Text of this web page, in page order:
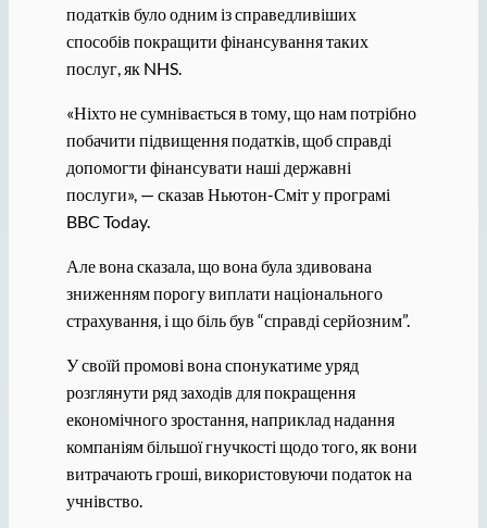
податків було одним із справедливіших
способів покращити фінансування таких
послуг, як NHS.
«Ніхто не сумнівається в тому, що нам потрібно
побачити підвищення податків, щоб справді
допомогти фінансувати наші державні
послуги», — сказав Ньютон-Сміт у програмі
BBC Today.
Але вона сказала, що вона була здивована
зниженням порогу виплати національного
страхування, і що біль був “справді серйозним”.
У своїй промові вона спонукатиме уряд
розглянути ряд заходів для покращення
економічного зростання, наприклад надання
компаніям більшої гнучкості щодо того, як вони
витрачають гроші, використовуючи податок на
учнівство.